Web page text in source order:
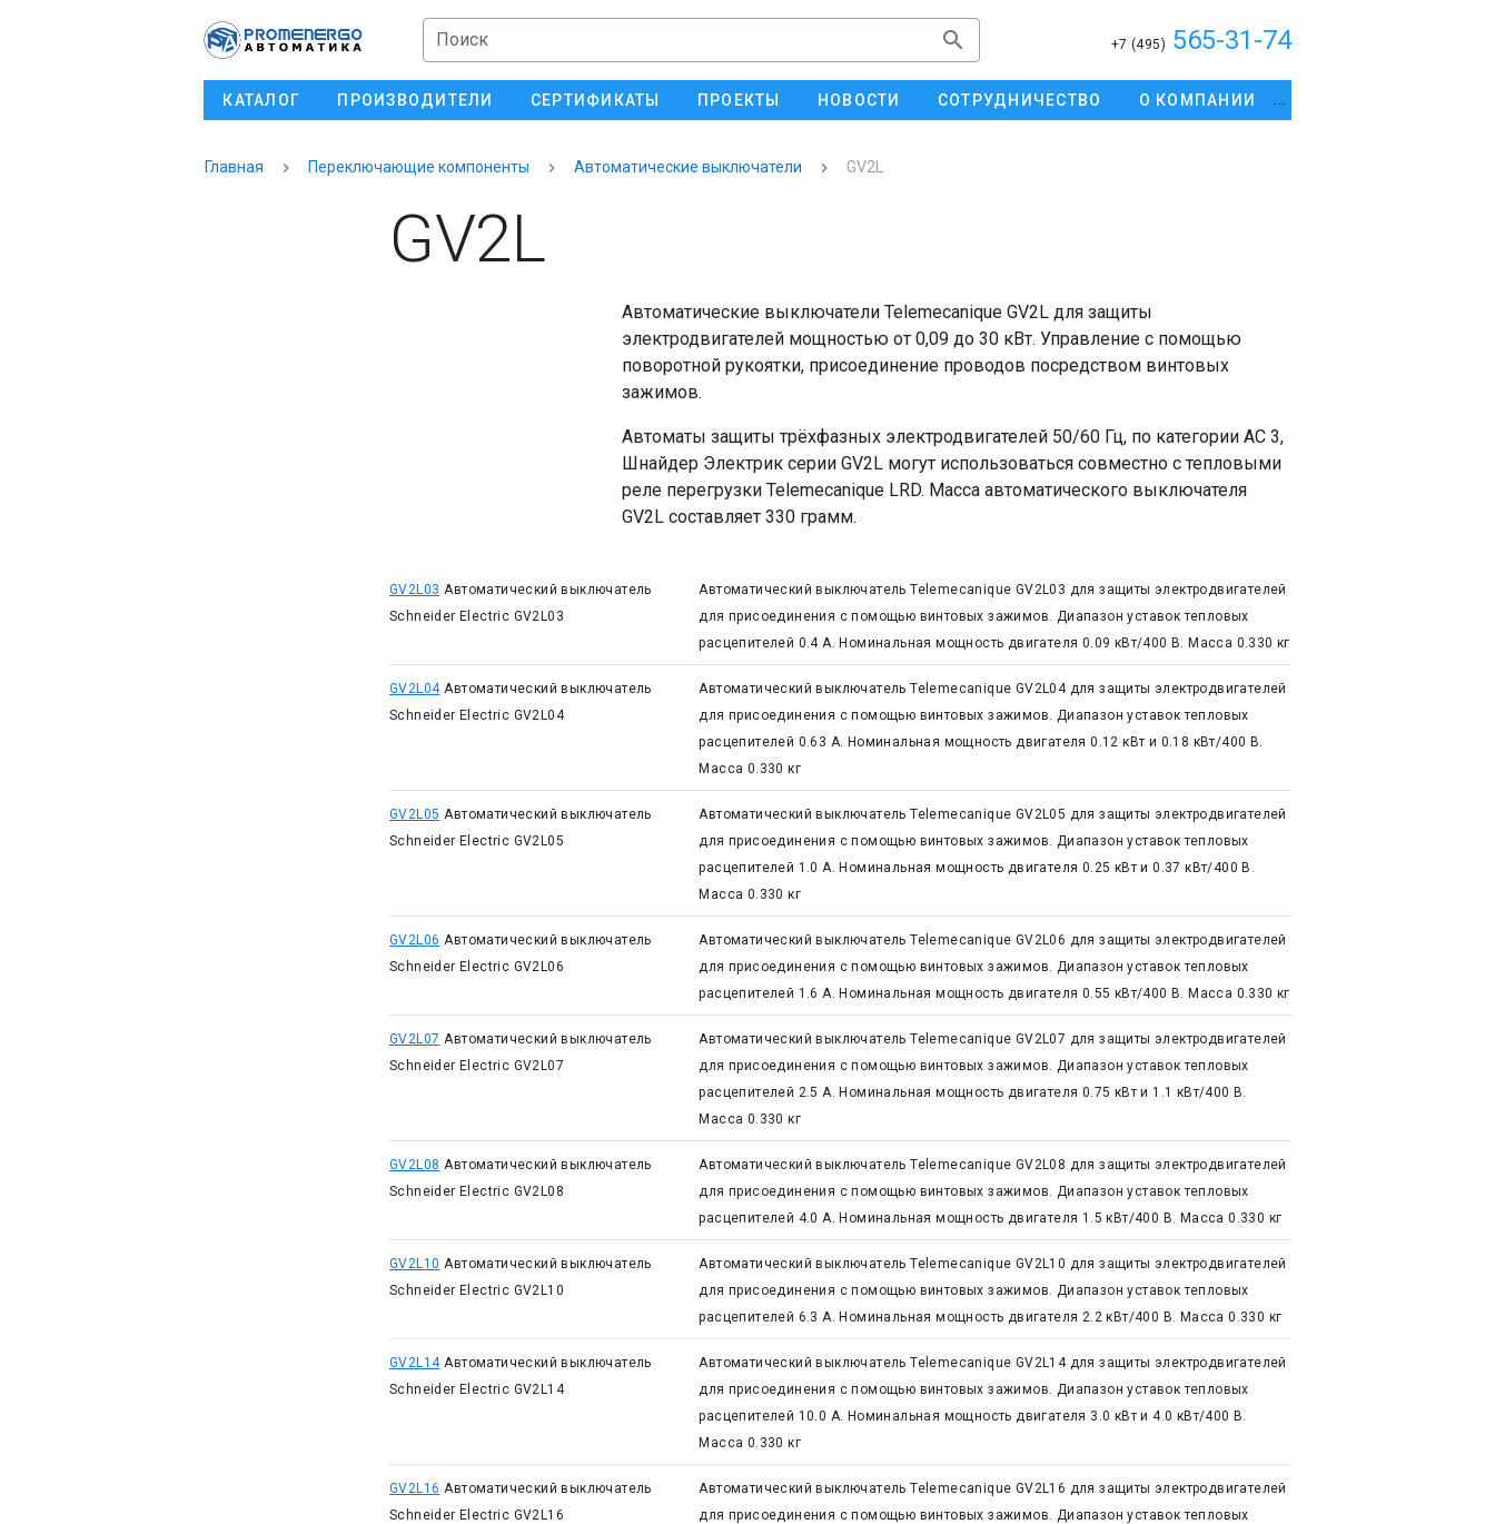
Поиск +7 (495) 565-31-74
КАТАЛОГ ПРОИЗВОДИТЕЛИ СЕРТИФИКАТЫ ПРОЕКТЫ НОВОСТИ СОТРУДНИЧЕСТВО О КОМПАНИИ
Главная Переключающие компоненты Автоматические выключатели GV2L
GV2L
Автоматические выключатели Telemecanique GV2L для защиты
электродвигателей мощностью от 0,09 до 30 кВт. Управление с помощью
поворотной рукоятки, присоединение проводов посредством винтовых
зажимов.
Автоматы защиты трёхфазных электродвигателей 50/60 Гц, по категории АС 3,
Шнайдер Электрик серии GV2L могут использоваться совместно с тепловыми
реле перегрузки Telemecanique LRD. Масса автоматического выключателя
GV2L составляет 330 грамм.
GV2L03 Автоматический выключатель
Schneider Electric GV2L03
Автоматический выключатель Telemecanique GV2L03 для защиты электродвигателей
для присоединения с помощью винтовых зажимов. Диапазон уставок тепловых
расцепителей 0.4 А. Номинальная мощность двигателя 0.09 кВт/400 В. Масса 0.330 кг
GV2L04 Автоматический выключатель
Schneider Electric GV2L04
Автоматический выключатель Telemecanique GV2L04 для защиты электродвигателей
для присоединения с помощью винтовых зажимов. Диапазон уставок тепловых
расцепителей 0.63 А. Номинальная мощность двигателя 0.12 кВт и 0.18 кВт/400 В.
Масса 0.330 кг
GV2L05 Автоматический выключатель
Schneider Electric GV2L05
Автоматический выключатель Telemecanique GV2L05 для защиты электродвигателей
для присоединения с помощью винтовых зажимов. Диапазон уставок тепловых
расцепителей 1.0 А. Номинальная мощность двигателя 0.25 кВт и 0.37 кВт/400 В.
Масса 0.330 кг
GV2L06 Автоматический выключатель
Schneider Electric GV2L06
Автоматический выключатель Telemecanique GV2L06 для защиты электродвигателей
для присоединения с помощью винтовых зажимов. Диапазон уставок тепловых
расцепителей 1.6 А. Номинальная мощность двигателя 0.55 кВт/400 В. Масса 0.330 кг
GV2L07 Автоматический выключатель
Schneider Electric GV2L07
Автоматический выключатель Telemecanique GV2L07 для защиты электродвигателей
для присоединения с помощью винтовых зажимов. Диапазон уставок тепловых
расцепителей 2.5 А. Номинальная мощность двигателя 0.75 кВт и 1.1 кВт/400 В.
Масса 0.330 кг
GV2L08 Автоматический выключатель
Schneider Electric GV2L08
Автоматический выключатель Telemecanique GV2L08 для защиты электродвигателей
для присоединения с помощью винтовых зажимов. Диапазон уставок тепловых
расцепителей 4.0 А. Номинальная мощность двигателя 1.5 кВт/400 В. Масса 0.330 кг
GV2L10 Автоматический выключатель
Schneider Electric GV2L10
Автоматический выключатель Telemecanique GV2L10 для защиты электродвигателей
для присоединения с помощью винтовых зажимов. Диапазон уставок тепловых
расцепителей 6.3 А. Номинальная мощность двигателя 2.2 кВт/400 В. Масса 0.330 кг
GV2L14 Автоматический выключатель
Schneider Electric GV2L14
Автоматический выключатель Telemecanique GV2L14 для защиты электродвигателей
для присоединения с помощью винтовых зажимов. Диапазон уставок тепловых
расцепителей 10.0 А. Номинальная мощность двигателя 3.0 кВт и 4.0 кВт/400 В.
Масса 0.330 кг
GV2L16 Автоматический выключатель
Schneider Electric GV2L16
Автоматический выключатель Telemecanique GV2L16 для защиты электродвигателей
для присоединения с помощью винтовых зажимов. Диапазон уставок тепловых